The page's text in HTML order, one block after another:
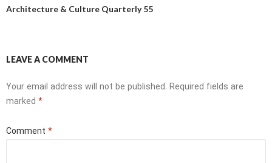
Architecture & Culture Quarterly 55
LEAVE A COMMENT
Your email address will not be published. Required fields are
marked *
Comment *